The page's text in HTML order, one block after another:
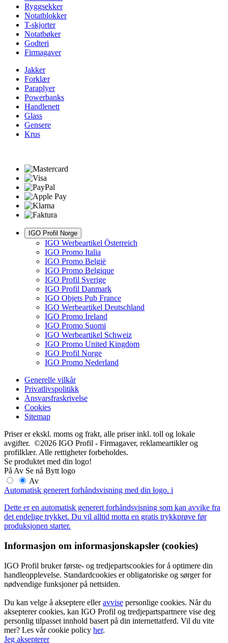
Ryggsekker
Notatblokker
T-skjorter
Notatbøker
Godteri
Firmagaver
Jakker
Forklær
Paraplyer
Powerbanks
Handlenett
Glass
Gensere
Krus
IGO Profil Norge
IGO Werbeartikel Österreich
IGO Promo Italia
IGO Promo België
IGO Promo Belgique
IGO Profil Sverige
IGO Profil Danmark
IGO Objets Pub France
IGO Werbeartikel Deutschland
IGO Promo Ireland
IGO Promo Suomi
IGO Werbeartikel Schweiz
IGO Promo United Kingdom
IGO Profil Norge
IGO Promo Nederland
Generelle vilkår
Privatlivspolitikk
Ansvarsfraskrivelse
Cookies
Sitemap
Priser er ekskl. moms og frakt, alle priser inkl. toll og lokale
avgifter. ©2026 IGO Profil - Firmagaver, reklameartikler og
profilklær. Alle rettigheter forbeholdes.
Se produktet med din logo!
PåAv Se nå Bytt logo
Av
Automatisk generert forhåndsvisning med din logo. i
Dette er en automatisk generert forhåndsvisning som kan avvike fra
det endelige trykket. Du vil alltid motta en gratis trykkprøve før
produksjonen starter.
Informasjon om informasjonskapsler (cookies)
IGO Profil bruker første- og tredjepartscookies for å optimere din
handleopplevelse. Standardcookies er obligatoriske og sørger for
nødvendige funksjoner på nettsiden.
Du kan velge å akseptere elleravvise personlige cookies. Når du
aksepterer cookies, kan IGO Profil og tredjepartspartnere vise deg
personlig tilpasset innhold basert på din internettatferd. Vil du vite
mer? Les vår cookie policy her.
Jeg aksepterer